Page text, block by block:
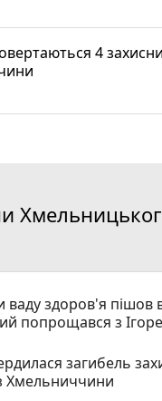
4
ваду здоров'я пішов
попрощався з
загибель
Хмельниччини